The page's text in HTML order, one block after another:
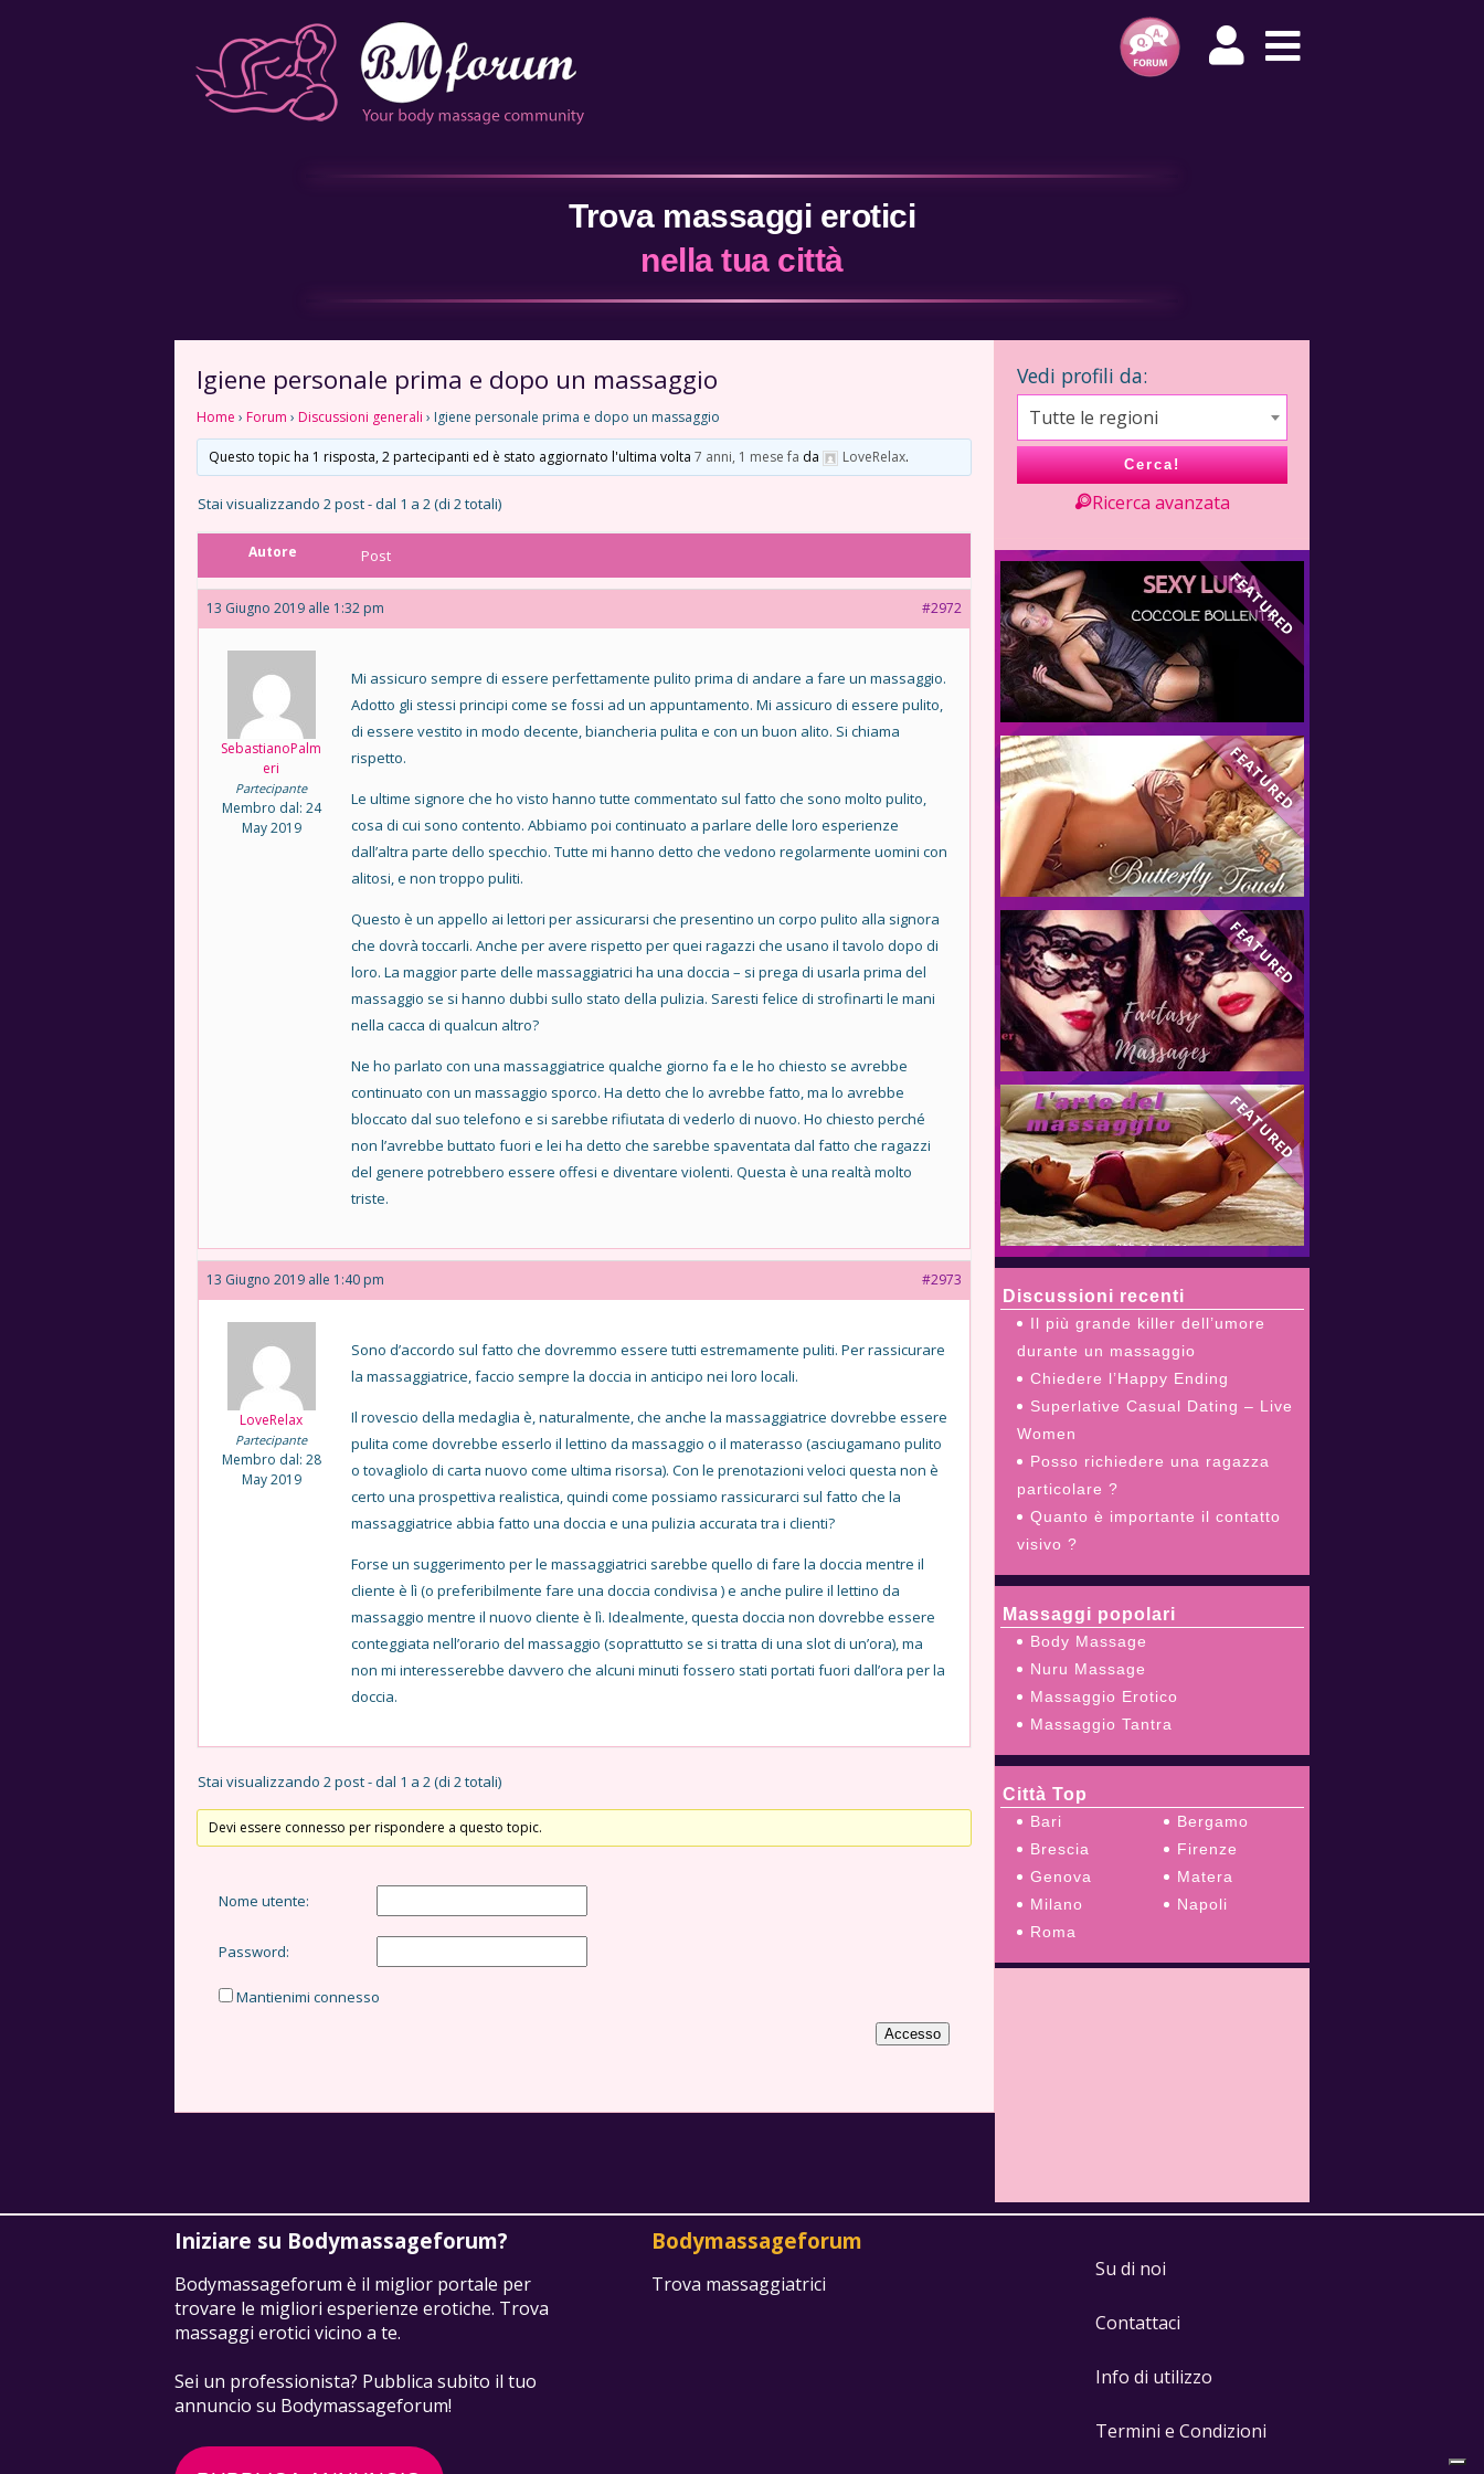
Trova massaggi erotici
nella tua città
Igiene personale prima e dopo un massaggio
Home › Forum › Discussioni generali › Igiene personale prima e dopo un massaggio
Questo topic ha 1 risposta, 2 partecipanti ed è stato aggiornato l'ultima volta 7 anni, 1 mese fa da LoveRelax.
Stai visualizzando 2 post - dal 1 a 2 (di 2 totali)
Autore Post
13 Giugno 2019 alle 1:32 pm #2972
SebastianoPalm
eri
Partecipante
Membro dal: 24
May 2019
Mi assicuro sempre di essere perfettamente pulito prima di andare a fare un massaggio.
Adotto gli stessi principi come se fossi ad un appuntamento. Mi assicuro di essere pulito,
di essere vestito in modo decente, biancheria pulita e con un buon alito. Si chiama
rispetto.
Le ultime signore che ho visto hanno tutte commentato sul fatto che sono molto pulito,
cosa di cui sono contento. Abbiamo poi continuato a parlare delle loro esperienze
dall’altra parte dello specchio. Tutte mi hanno detto che vedono regolarmente uomini con
alitosi, e non troppo puliti.
Questo è un appello ai lettori per assicurarsi che presentino un corpo pulito alla signora
che dovrà toccarli. Anche per avere rispetto per quei ragazzi che usano il tavolo dopo di
loro. La maggior parte delle massaggiatrici ha una doccia – si prega di usarla prima del
massaggio se si hanno dubbi sullo stato della pulizia. Saresti felice di strofinarti le mani
nella cacca di qualcun altro?
Ne ho parlato con una massaggiatrice qualche giorno fa e le ho chiesto se avrebbe
continuato con un massaggio sporco. Ha detto che lo avrebbe fatto, ma lo avrebbe
bloccato dal suo telefono e si sarebbe rifiutata di vederlo di nuovo. Ho chiesto perché
non l’avrebbe buttato fuori e lei ha detto che sarebbe spaventata dal fatto che ragazzi
del genere potrebbero essere offesi e diventare violenti. Questa è una realtà molto
triste.
13 Giugno 2019 alle 1:40 pm #2973
LoveRelax
Partecipante
Membro dal: 28
May 2019
Sono d’accordo sul fatto che dovremmo essere tutti estremamente puliti. Per rassicurare
la massaggiatrice, faccio sempre la doccia in anticipo nei loro locali.
Il rovescio della medaglia è, naturalmente, che anche la massaggiatrice dovrebbe essere
pulita come dovrebbe esserlo il lettino da massaggio o il materasso (asciugamano pulito
o tovagliolo di carta nuovo come ultima risorsa). Con le prenotazioni veloci questa non è
certo una prospettiva realistica, quindi come possiamo rassicurarci sul fatto che la
massaggiatrice abbia fatto una doccia e una pulizia accurata tra i clienti?
Forse un suggerimento per le massaggiatrici sarebbe quello di fare la doccia mentre il
cliente è lì (o preferibilmente fare una doccia condivisa ) e anche pulire il lettino da
massaggio mentre il nuovo cliente è lì. Idealmente, questa doccia non dovrebbe essere
conteggiata nell’orario del massaggio (soprattutto se si tratta di una slot di un’ora), ma
non mi interesserebbe davvero che alcuni minuti fossero stati portati fuori dall’ora per la
doccia.
Stai visualizzando 2 post - dal 1 a 2 (di 2 totali)
Devi essere connesso per rispondere a questo topic.
Nome utente:
Password:
Mantienimi connesso
Accesso
Vedi profili da:
Tutte le regioni
Cerca!
Ricerca avanzata
FEATURED FEATURED FEATURED
FEATURED FEATURED
FEATURED FEATURED FEATURED
FEATURED FEATURED FEATURED
Discussioni recenti
Il più grande killer dell’umore
durante un massaggio
Chiedere l’Happy Ending
Superlative Сasual Dating – Live
Women
Posso richiedere una ragazza
particolare ?
Quanto è importante il contatto
visivo ?
Massaggi popolari
Body Massage
Nuru Massage
Massaggio Erotico
Massaggio Tantra
Città Top
Bari
Bergamo
Brescia
Firenze
Genova
Matera
Milano
Napoli
Roma
Iniziare su Bodymassageforum?
Bodymassageforum è il miglior portale per
trovare le migliori esperienze erotiche. Trova
massaggi erotici vicino a te.
Sei un professionista? Pubblica subito il tuo
annuncio su Bodymassageforum!
Bodymassageforum
Trova massaggiatrici
Su di noi
Contattaci
Info di utilizzo
Termini e Condizioni